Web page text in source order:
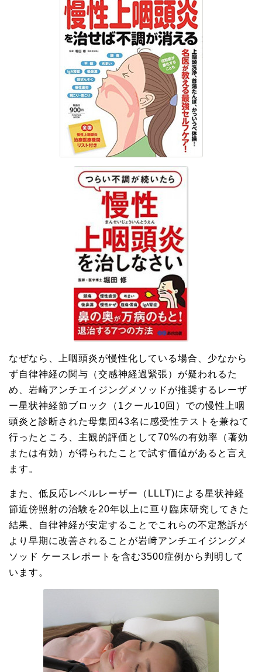
なぜなら、上咽頭炎が慢性化している場合、少なから
ず自律神経の関与（交感神経過緊張）が疑われるた
め、岩崎アンチエイジングメソッドが推奨するレーザ
ー星状神経節ブロック（1クール10回）での慢性上咽
頭炎と診断された母集団43名に感受性テストを兼ねて
行ったところ、主観的評価として70%の有効率（著効
または有効）が得られたことで試す価値があると言え
ます。
また、低反応レベルレーザー（LLLT)による星状神経
節近傍照射の治験を20年以上に亘り臨床研究してきた
結果、自律神経が安定することでこれらの不定愁訴が
より早期に改善されることが岩﨑アンチエイジングメ
ソッド ケースレポートを含む3500症例から判明して
います。